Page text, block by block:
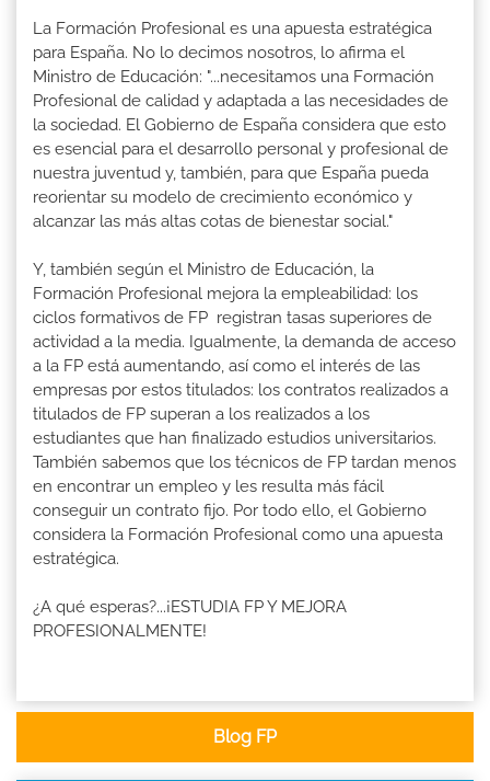
La Formación Profesional es una apuesta estratégica
para España. No lo decimos nosotros, lo afirma el
Ministro de Educación: "...necesitamos una Formación
Profesional de calidad y adaptada a las necesidades de
la sociedad. El Gobierno de España considera que esto
es esencial para el desarrollo personal y profesional de
nuestra juventud y, también, para que España pueda
reorientar su modelo de crecimiento económico y
alcanzar las más altas cotas de bienestar social."
Y, también según el Ministro de Educación, la
Formación Profesional mejora la empleabilidad: los
ciclos formativos de FP registran tasas superiores de
actividad a la media. Igualmente, la demanda de acceso
a la FP está aumentando, así como el interés de las
empresas por estos titulados: los contratos realizados a
titulados de FP superan a los realizados a los
estudiantes que han finalizado estudios universitarios.
También sabemos que los técnicos de FP tardan menos
en encontrar un empleo y les resulta más fácil
conseguir un contrato fijo. Por todo ello, el Gobierno
considera la Formación Profesional como una apuesta
estratégica.
¿A qué esperas?...¡ESTUDIA FP Y MEJORA
PROFESIONALMENTE!
Blog FP